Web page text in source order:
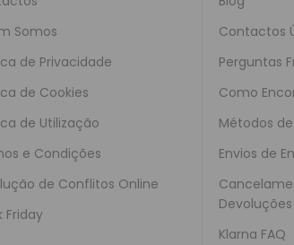
Somos
de Privacidade
de Cookies
de Utilização
e Condições
de Conflitos Online
Friday
Contactos
Perguntas
Como
Métodos
Envios de
Devoluções
Klarna FAQ